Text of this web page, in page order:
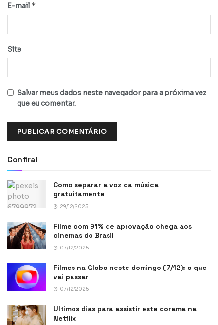
E-mail *
Site
Salvar meus dados neste navegador para a próxima vez
que eu comentar.
Confira!
Como separar a voz da música
gratuitamente
29/12/2025
Filme com 91% de aprovação chega aos
cinemas do Brasil
07/12/2025
Filmes na Globo neste domingo (7/12): o que
vai passar
07/12/2025
Últimos dias para assistir este dorama na
Netflix